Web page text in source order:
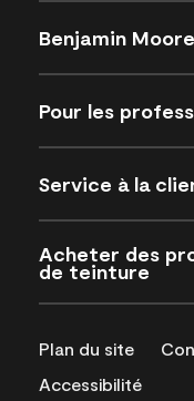
Benjamin Moore
Pour les
Service à la
Acheter des
de teinture
Plan du site
Accessibilité